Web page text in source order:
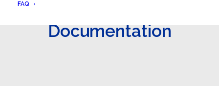
FAQ
Documentation